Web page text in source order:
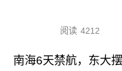
阅读 4212
南海6天禁航，东大